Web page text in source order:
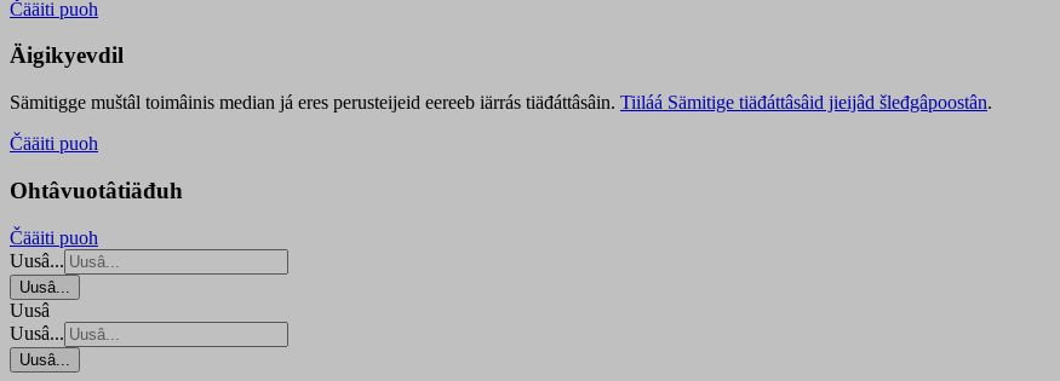
Čääiti puoh
Äigikyevdil
Sämitigge muštâl toimâinis median já eres perusteijeid eereeb iärrás tiäđáttâsâin. Tiiláá Sämitige tiäđáttâsâid jieijâd šleđgâpoostân.
Čääiti puoh
Ohtâvuotâtiäđuh
Čääiti puoh
Uusâ...
Uusâ...
Uusâ
Uusâ...
Uusâ...